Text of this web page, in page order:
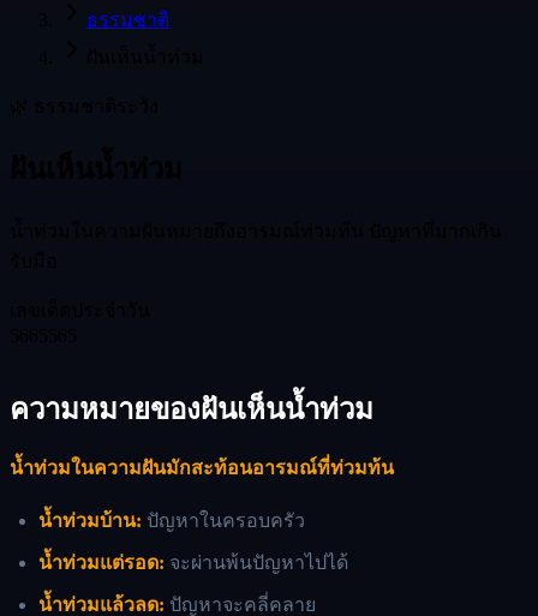
ธรรมชาติ
ความหมายของฝันเห็นน้ำท่วม
น้ำท่วมในความฝันมักสะท้อนอารมณ์ที่ท่วมท้น
น้ำท่วมบ้าน: ปัญหาในครอบครัว
น้ำท่วมแต่รอด: จะผ่านพ้นปัญหาไปได้
น้ำท่วมแล้วลด: ปัญหาจะคลี่คลาย